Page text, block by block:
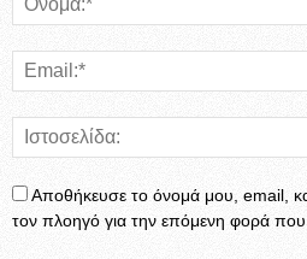
Αποθήκευσε το όνομά μου, email,
τον πλοηγό για την επόμενη φορά